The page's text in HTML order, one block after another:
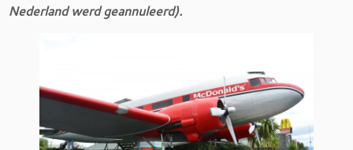
Nederland werd geannuleerd).